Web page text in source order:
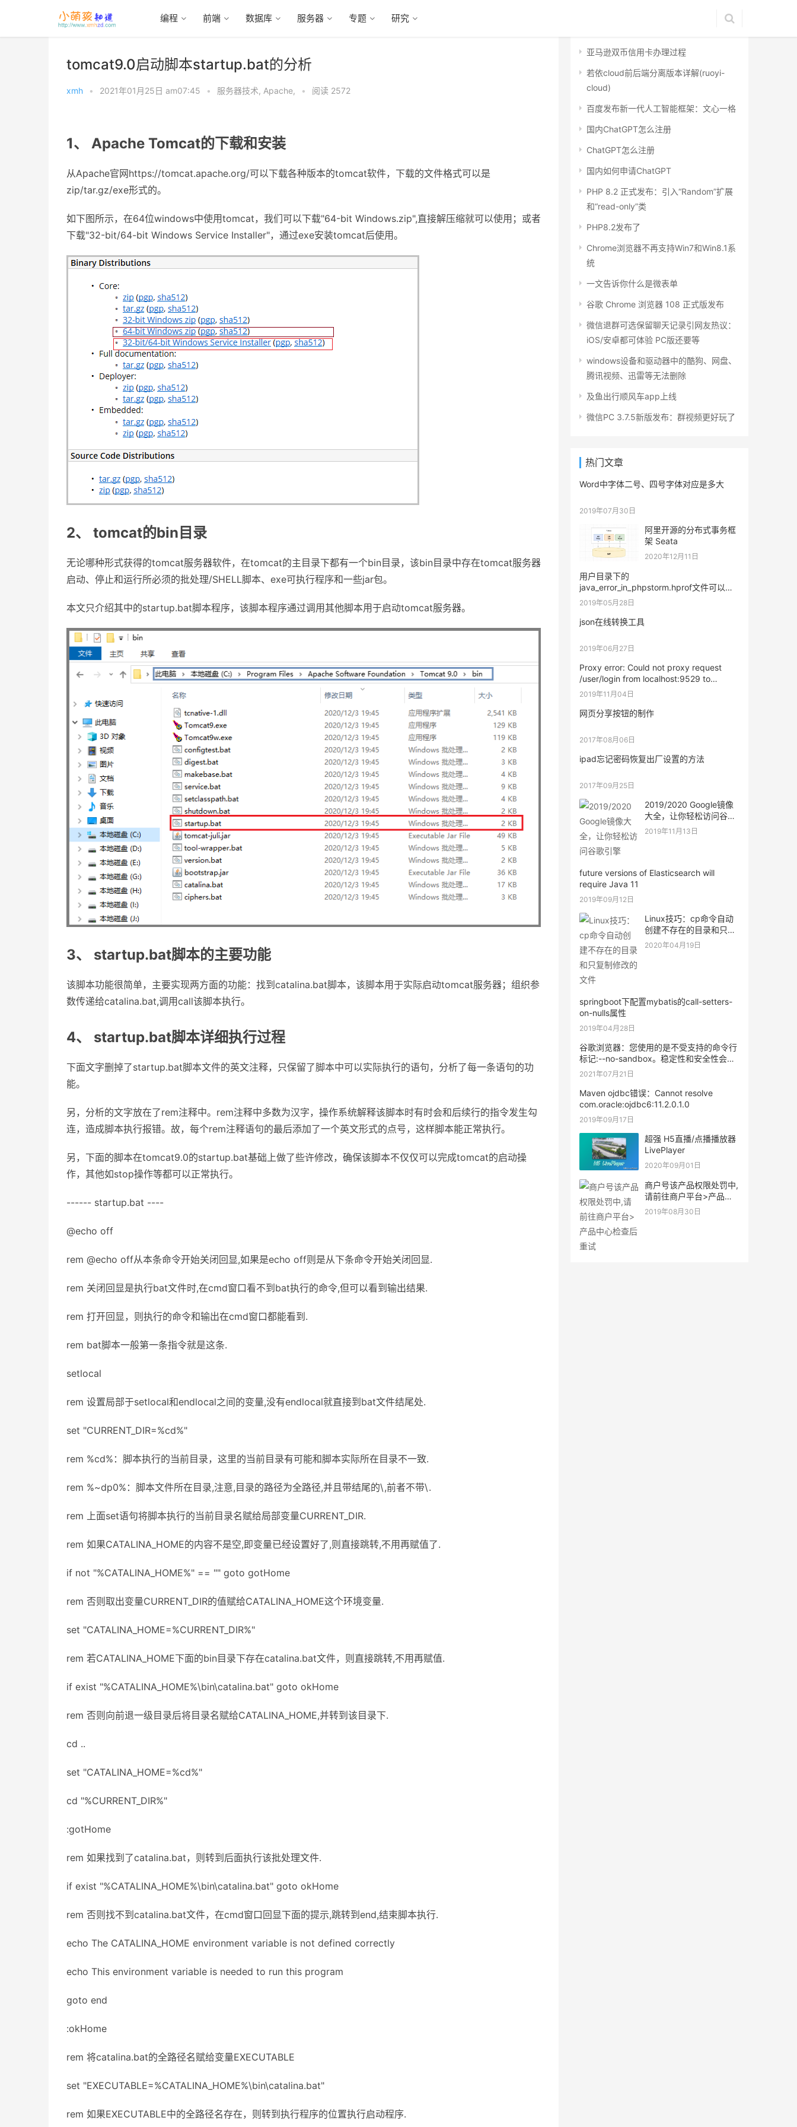
编程 前端 数据库 服务器 专题 研究
首页> 服务器技术 > Apache
tomcat9.0启动脚本startup.bat的分析
xmh • 2021年01月25日 am07:45 • 服务器技术, Apache, • 阅读 2572
1、 Apache Tomcat的下载和安装
从Apache官网https://tomcat.apache.org/可以下载各种版本的tomcat软件，下载的文件格式可以是
zip/tar.gz/exe形式的。
如下图所示，在64位windows中使用tomcat，我们可以下载"64-bit Windows.zip",直接解压缩就可以使用；或者
下载"32-bit/64-bit Windows Service Installer"，通过exe安装tomcat后使用。
2、 tomcat的bin目录
无论哪种形式获得的tomcat服务器软件，在tomcat的主目录下都有一个bin目录，该bin目录中存在tomcat服务器
启动、停止和运行所必须的批处理/SHELL脚本、exe可执行程序和一些jar包。
本文只介绍其中的startup.bat脚本程序，该脚本程序通过调用其他脚本用于启动tomcat服务器。
3、 startup.bat脚本的主要功能
该脚本功能很简单，主要实现两方面的功能：找到catalina.bat脚本，该脚本用于实际启动tomcat服务器；组织参
数传递给catalina.bat,调用call该脚本执行。
4、 startup.bat脚本详细执行过程
下面文字删掉了startup.bat脚本文件的英文注释，只保留了脚本中可以实际执行的语句，分析了每一条语句的功
能。
另，分析的文字放在了rem注释中。rem注释中多数为汉字，操作系统解释该脚本时有时会和后续行的指令发生勾
连，造成脚本执行报错。故，每个rem注释语句的最后添加了一个英文形式的点号，这样脚本能正常执行。
另，下面的脚本在tomcat9.0的startup.bat基础上做了些许修改，确保该脚本不仅仅可以完成tomcat的启动操
作，其他如stop操作等都可以正常执行。
------ startup.bat ----
@echo off
rem @echo off从本条命令开始关闭回显,如果是echo off则是从下条命令开始关闭回显.
rem 关闭回显是执行bat文件时,在cmd窗口看不到bat执行的命令,但可以看到输出结果.
rem 打开回显，则执行的命令和输出在cmd窗口都能看到.
rem bat脚本一般第一条指令就是这条.
setlocal
rem 设置局部于setlocal和endlocal之间的变量,没有endlocal就直接到bat文件结尾处.
set "CURRENT_DIR=%cd%"
rem %cd%：脚本执行的当前目录，这里的当前目录有可能和脚本实际所在目录不一致.
rem %~dp0%：脚本文件所在目录,注意,目录的路径为全路径,并且带结尾的\,前者不带\.
rem 上面set语句将脚本执行的当前目录名赋给局部变量CURRENT_DIR.
rem 如果CATALINA_HOME的内容不是空,即变量已经设置好了,则直接跳转,不用再赋值了.
if not "%CATALINA_HOME%" == "" goto gotHome
rem 否则取出变量CURRENT_DIR的值赋给CATALINA_HOME这个环境变量.
set "CATALINA_HOME=%CURRENT_DIR%"
rem 若CATALINA_HOME下面的bin目录下存在catalina.bat文件，则直接跳转,不用再赋值.
if exist "%CATALINA_HOME%\bin\catalina.bat" goto okHome
rem 否则向前退一级目录后将目录名赋给CATALINA_HOME,并转到该目录下.
cd ..
set "CATALINA_HOME=%cd%"
cd "%CURRENT_DIR%"
:gotHome
rem 如果找到了catalina.bat，则转到后面执行该批处理文件.
if exist "%CATALINA_HOME%\bin\catalina.bat" goto okHome
rem 否则找不到catalina.bat文件，在cmd窗口回显下面的提示,跳转到end,结束脚本执行.
echo The CATALINA_HOME environment variable is not defined correctly
echo This environment variable is needed to run this program
goto end
:okHome
rem 将catalina.bat的全路径名赋给变量EXECUTABLE
set "EXECUTABLE=%CATALINA_HOME%\bin\catalina.bat"
rem 如果EXECUTABLE中的全路径名存在，则转到执行程序的位置执行启动程序.
亚马逊双币信用卡办理过程
若依cloud前后端分离版本详解(ruoyi-
cloud)
百度发布新一代人工智能框架：文心一格
国内ChatGPT怎么注册
ChatGPT怎么注册
国内如何申请ChatGPT
PHP 8.2 正式发布：引入“Random”扩展
和“read-only”类
PHP8.2发布了
Chrome浏览器不再支持Win7和Win8.1系
统
一文告诉你什么是微表单
谷歌 Chrome 浏览器 108 正式版发布
微信退群可选保留聊天记录引网友热议：
iOS/安卓都可体验 PC版还要等
windows设备和驱动器中的酷狗、网盘、
腾讯视频、迅雷等无法删除
及鱼出行顺风车app上线
微信PC 3.7.5新版发布：群视频更好玩了
热门文章
Word中字体二号、四号字体对应是多大
2019年07月30日
阿里开源的分布式事务框
架 Seata
2020年12月11日
用户目录下的
java_error_in_phpstorm.hprof文件可以删
除吗
2019年05月28日
json在线转换工具
2019年06月27日
Proxy error: Could not proxy request
/user/login from localhost:9529 to
http://127.0.0.1:9528/mock.
2019年11月04日
网页分享按钮的制作
2017年08月06日
ipad忘记密码恢复出厂设置的方法
2017年09月25日
2019/2020 Google镜像
大全，让你轻松访问谷歌
引擎
2019年11月13日
future versions of Elasticsearch will
require Java 11
2019年09月12日
Linux技巧：cp命令自动
创建不存在的目录和只复
制修改的文件
2020年04月19日
springboot下配置mybatis的call-setters-
on-nulls属性
2019年04月28日
谷歌浏览器：您使用的是不受支持的命令行
标记:--no-sandbox。稳定性和安全性会有
所下降。
2021年07月21日
Maven ojdbc错误：Cannot resolve
com.oracle:ojdbc6:11.2.0.1.0
2019年09月17日
超强 H5直播/点播播放器
LivePlayer
2020年09月01日
商户号该产品权限处罚中,
请前往商户平台>产品中
心检查后重试
2019年08月30日